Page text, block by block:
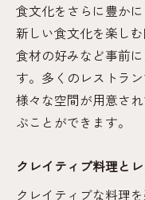
駐車場付き
家族や友人
体験
ランチやディナ
レストラン
験
ランチ利用
食文化をさらに豊かに
新しい食文化を楽し
食材の好みなど事前
す。多くのレストラ
様々な空間が用意さ
ぶことができます。
クレイティブ料理と
クレイティブな料理